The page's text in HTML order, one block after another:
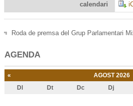
calendari
Roda de premsa del Grup Parlamentari
AGENDA
« AGOST 2026
Dl Dt Dc Dj